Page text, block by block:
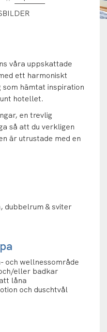
våra uppskattade
ett harmoniskt
som hämtat inspiration
hotellet.
en trevlig
så att du verkligen
är utrustade med en
dubbelrum & sviter
och wellnessområde
eller badkar
låna
och duschtvål